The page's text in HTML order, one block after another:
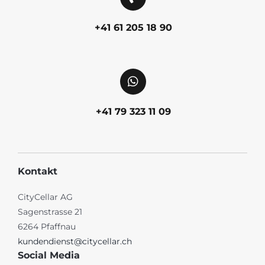
+41 61 205 18 90
+41 79 323 11 09
Kontakt
CityCellar AG
Sagenstrasse 21
6264 Pfaffnau
kundendienst@citycellar.ch
Social Media